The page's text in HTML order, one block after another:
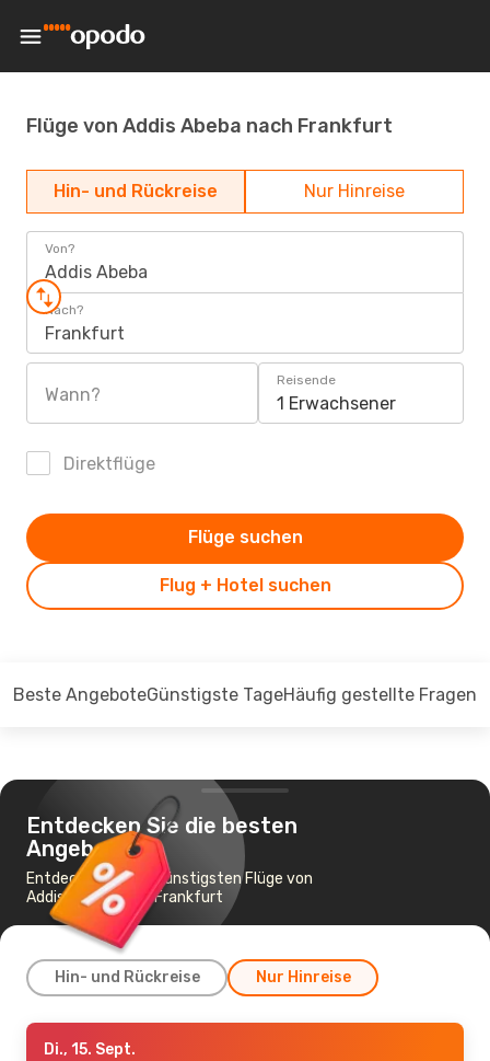
Flüge von Addis Abeba nach Frankfurt
Hin- und Rückreise Nur Hinreise
Von?
Addis Abeba
Nach?
Frankfurt
Wann?
Reisende
1 Erwachsener
Direktflüge
Flug + Hotel suchen
Flüge suchen
Beste AngeboteGünstigste TageHäufig gestellte Fragen
Entdecken Sie die besten
Angebote
Entdecken Sie die günstigsten Flüge von
Addis Abeba nach Frankfurt
Hin- und Rückreise Nur Hinreise
Do., 3. Sept.
Di., 15. Sept.